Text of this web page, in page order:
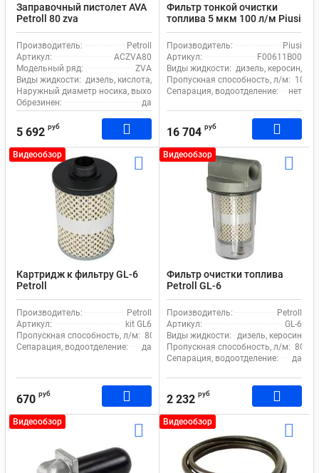
Заправочный пистолет AVA
Petroll 80 zva
Производитель:
Petroll
Артикул:
ACZVA80
Модельный ряд:
ZVA
Виды жидкости: дизель, кислота, бензин, керосин
Наружный диаметр носика, выходное отверстие (излив), мм: 24
Обрезинен:
да
5 692 руб
Фильтр тонкой очистки
топлива 5 мкм 100 л/м Piusi
Clear Captor Filter Kit
F00611B00
Производитель:
Piusi
Артикул:
F00611B00
Виды жидкости: дизель, керосин,
Пропускная способность, л/м: 100
Сепарация, водоотделение:
нет
16 704 руб
Видеообзор
Картридж к фильтру GL-6
Petroll
Производитель:
Petroll
Артикул:
kit GL6
Пропускная способность, л/м: 80
Сепарация, водоотделение:
да
670 руб
Видеообзор
Фильтр очистки топлива
Petroll GL-6
Производитель:
Petroll
Артикул:
GL-6
Виды жидкости:
дизель, керосин
Пропускная способность, л/м: 80
Сепарация, водоотделение:
да
2 232 руб
Видеообзор Видеообзор